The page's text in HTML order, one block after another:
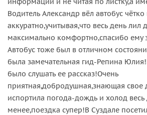
Водитель Александр вёл автобус
аккуратно,учитывая,что весь день лил
максимально комфортно,спасибо ему
Автобус тоже был в отличном
была замечательная гид-Репина
было слушать ее рассказ!Очень
приятная,добродушная,знающая свое
испортила погода-дождь и холод
менее,поездка супер!В Суздале